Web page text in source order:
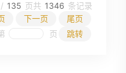
/ 135 页共 1346 条记录
下一页
尾页
页 跳转